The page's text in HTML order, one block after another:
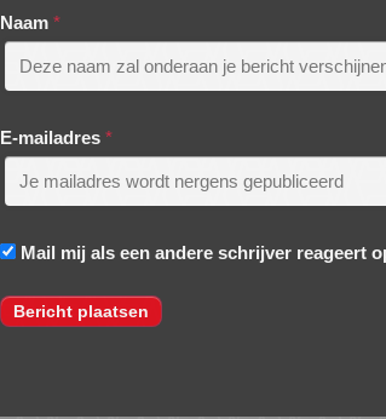
Naam *
E-mailadres *
Mail mij als een andere schrijver reageert